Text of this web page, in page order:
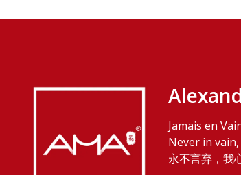
Jamais en
Never in
永不言弃，我